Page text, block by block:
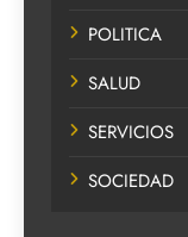
POLITICA
SALUD
SERVICIOS
SOCIEDAD